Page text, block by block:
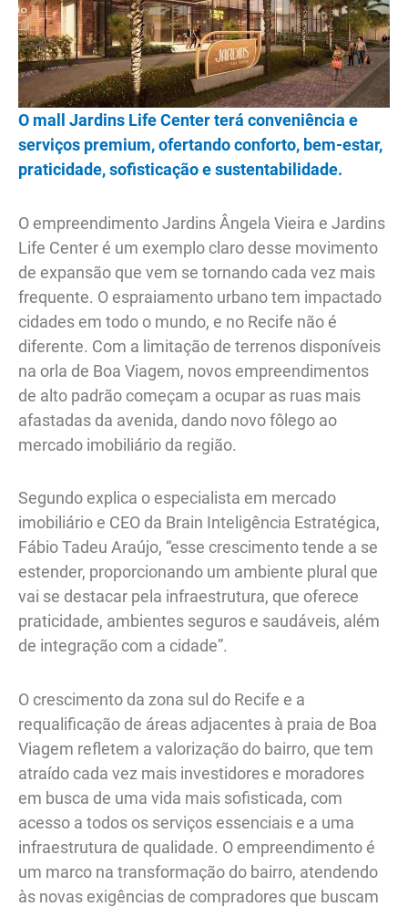
O mall Jardins Life Center terá conveniência e
serviços premium, ofertando conforto, bem-estar,
praticidade, sofisticação e sustentabilidade.
O empreendimento Jardins Ângela Vieira e Jardins
Life Center é um exemplo claro desse movimento
de expansão que vem se tornando cada vez mais
frequente. O espraiamento urbano tem impactado
cidades em todo o mundo, e no Recife não é
diferente. Com a limitação de terrenos disponíveis
na orla de Boa Viagem, novos empreendimentos
de alto padrão começam a ocupar as ruas mais
afastadas da avenida, dando novo fôlego ao
mercado imobiliário da região.
Segundo explica o especialista em mercado
imobiliário e CEO da Brain Inteligência Estratégica,
Fábio Tadeu Araújo, “esse crescimento tende a se
estender, proporcionando um ambiente plural que
vai se destacar pela infraestrutura, que oferece
praticidade, ambientes seguros e saudáveis, além
de integração com a cidade”.
O crescimento da zona sul do Recife e a
requalificação de áreas adjacentes à praia de Boa
Viagem refletem a valorização do bairro, que tem
atraído cada vez mais investidores e moradores
em busca de uma vida mais sofisticada, com
acesso a todos os serviços essenciais e a uma
infraestrutura de qualidade. O empreendimento é
um marco na transformação do bairro, atendendo
às novas exigências de compradores que buscam